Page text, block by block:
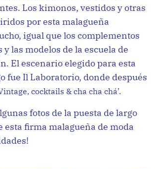
Los kimonos, vestidos y otras
por esta malagueña
igual que los complementos
y las modelos de la escuela de
El escenario elegido para esta
fue Il Laboratorio, donde después
cocktails & cha cha chá’.
fotos de la puesta de largo
esta firma malagueña de moda